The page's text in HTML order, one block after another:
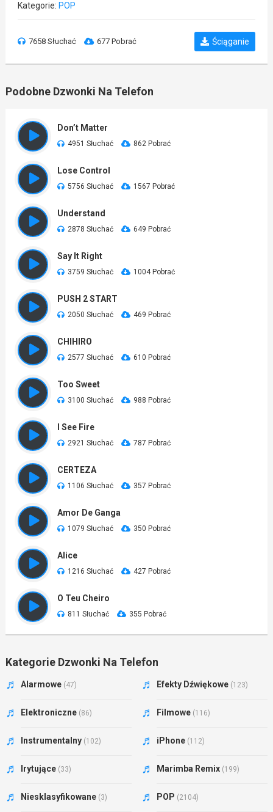
Kategorie: POP
7658 Słuchać 677 Pobrać Ściąganie
Podobne Dzwonki Na Telefon
Don’t Matter
4951 Słuchać 862 Pobrać
Lose Control
5756 Słuchać 1567 Pobrać
Understand
2878 Słuchać 649 Pobrać
Say It Right
3759 Słuchać 1004 Pobrać
PUSH 2 START
2050 Słuchać 469 Pobrać
CHIHIRO
2577 Słuchać 610 Pobrać
Too Sweet
3100 Słuchać 988 Pobrać
I See Fire
2921 Słuchać 787 Pobrać
CERTEZA
1106 Słuchać 357 Pobrać
Amor De Ganga
1079 Słuchać 350 Pobrać
Alice
1216 Słuchać 427 Pobrać
O Teu Cheiro
811 Słuchać 355 Pobrać
Kategorie Dzwonki Na Telefon
Alarmowe (47) Efekty Dźwiękowe (123)
Elektroniczne (86) Filmowe (116)
Instrumentalny (102) iPhone (112)
Irytujące (33) Marimba Remix (199)
Niesklasyfikowane (3) POP (2104)